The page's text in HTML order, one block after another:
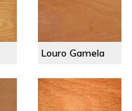
Louro Gamela